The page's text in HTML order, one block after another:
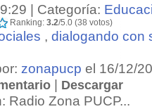
| Categoría:
Ranking: 3.2/5.0 (38 votos)
, dialogando con
zonapucp el 16/12/
| Descargar
Radio Zona PUCP...